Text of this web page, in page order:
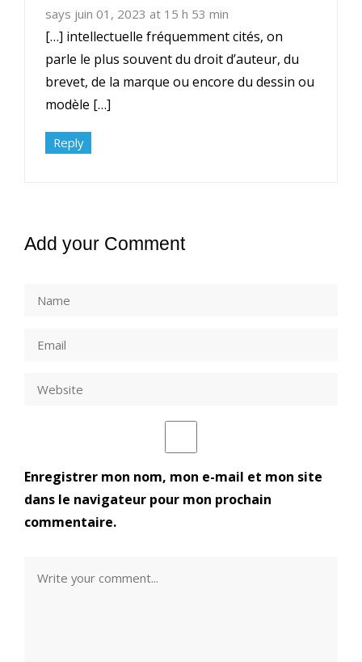
says juin 01, 2023 at 15 h 53 min
[…] intellectuelle fréquemment cités, on
parle le plus souvent du droit d’auteur, du
brevet, de la marque ou encore du dessin ou
modèle […]
Reply
Add your Comment
Enregistrer mon nom, mon e-mail et mon site
dans le navigateur pour mon prochain
commentaire.